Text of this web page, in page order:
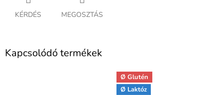
KÉRDÉS MEGOSZTÁS
Kapcsolódó termékek
Ø Glutén
Ø Laktóz